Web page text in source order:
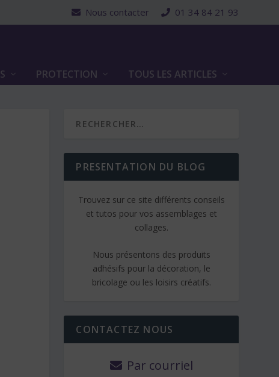
Nous contacter 01 34 84 21 93
PROTECTION TOUS LES ARTICLES
PRESENTATION DU BLOG
Trouvez sur ce site différents conseils
et tutos pour vos assemblages et
collages.
Nous présentons des produits
adhésifs pour la décoration, le
bricolage ou les loisirs créatifs.
CONTACTEZ NOUS
Par courriel